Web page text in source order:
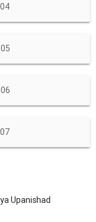
Upanishad